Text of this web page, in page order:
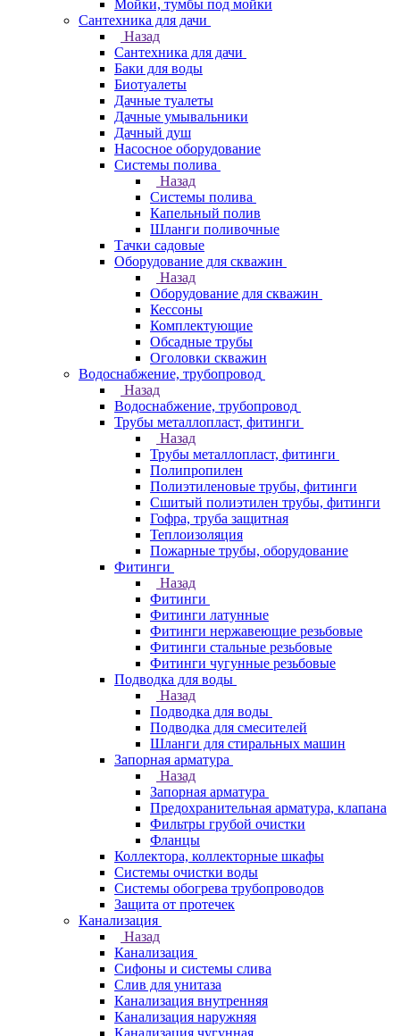
Мойки, тумбы под мойки
Сантехника для дачи
Назад
Сантехника для дачи
Баки для воды
Биотуалеты
Дачные туалеты
Дачные умывальники
Дачный душ
Насосное оборудование
Системы полива
Назад
Системы полива
Капельный полив
Шланги поливочные
Тачки садовые
Оборудование для скважин
Назад
Оборудование для скважин
Кессоны
Комплектующие
Обсадные трубы
Оголовки скважин
Водоснабжение, трубопровод
Назад
Водоснабжение, трубопровод
Трубы металлопласт, фитинги
Назад
Трубы металлопласт, фитинги
Полипропилен
Полиэтиленовые трубы, фитинги
Сшитый полиэтилен трубы, фитинги
Гофра, труба защитная
Теплоизоляция
Пожарные трубы, оборудование
Фитинги
Назад
Фитинги
Фитинги латунные
Фитинги нержавеющие резьбовые
Фитинги стальные резьбовые
Фитинги чугунные резьбовые
Подводка для воды
Назад
Подводка для воды
Подводка для смесителей
Шланги для стиральных машин
Запорная арматура
Назад
Запорная арматура
Предохранительная арматура, клапана
Фильтры грубой очистки
Фланцы
Коллектора, коллекторные шкафы
Системы очистки воды
Системы обогрева трубопроводов
Защита от протечек
Канализация
Назад
Канализация
Сифоны и системы слива
Слив для унитаза
Канализация внутренняя
Канализация наружняя
Канализация чугунная